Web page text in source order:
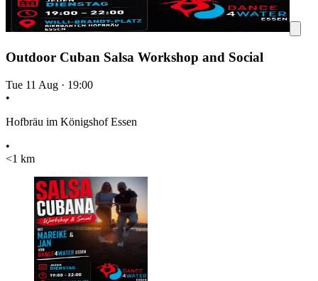
Outdoor Cuban Salsa Workshop and Social
Tue 11 Aug · 19:00
•
Hofbräu im Königshof Essen
•
<1 km